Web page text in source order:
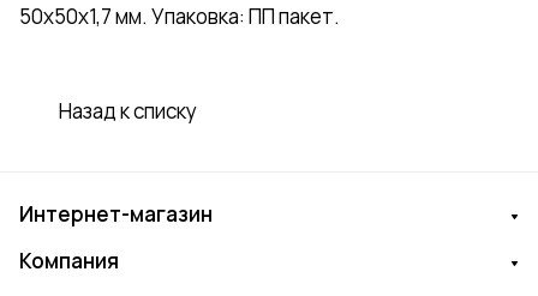
50х50х1,7 мм. Упаковка: ПП пакет.
Назад к списку
Интернет-магазин
Компания